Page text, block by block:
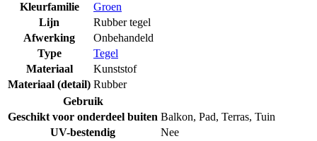
Kleurfamilie
Groen
Lijn
Rubber tegel
Afwerking
Onbehandeld
Type
Tegel
Materiaal
Kunststof
Materiaal (detail) Rubber
Gebruik
Geschikt voor onderdeel buiten Balkon, Pad, Terras, Tuin
UV-bestendig
Nee